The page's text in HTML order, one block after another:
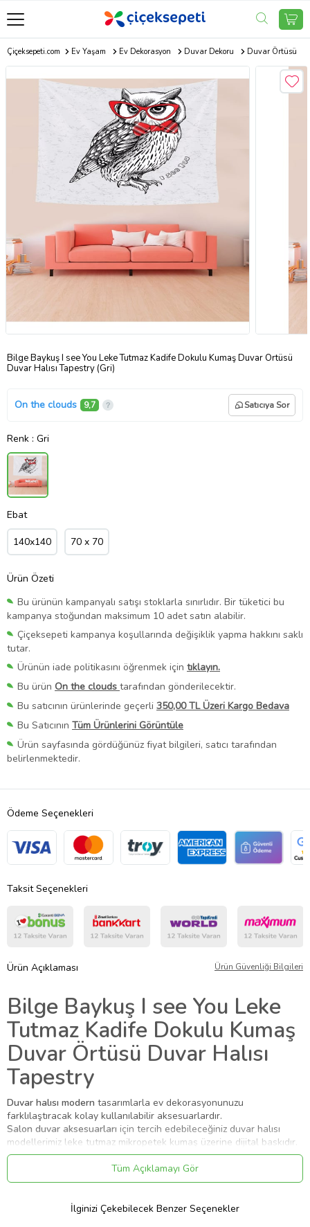
Çiçeksepeti.com Ev Yaşam Ev Dekorasyon Duvar Dekoru Duvar Örtüsü
Bilge Baykuş I see You Leke Tutmaz Kadife Dokulu Kumaş Duvar Örtüsü
Duvar Halısı Tapestry (Gri)
On the clouds 9,7 Satıcıya Sor
Renk : Gri
Ebat
140x140 70 x 70
Ürün Özeti
Bu ürünün kampanyalı satışı stoklarla sınırlıdır. Bir tüketici bu
kampanya stoğundan maksimum 10 adet satın alabilir.
Çiçeksepeti kampanya koşullarında değişiklik yapma hakkını saklı
tutar.
Ürünün iade politikasını öğrenmek için tıklayın.
Bu ürün On the clouds tarafından gönderilecektir.
Bu satıcının ürünlerinde geçerli 350,00 TL Üzeri Kargo Bedava
Bu Satıcının Tüm Ürünlerini Görüntüle
Ürün sayfasında gördüğünüz fiyat bilgileri, satıcı tarafından
belirlenmektedir.
Ödeme Seçenekleri
Taksit Seçenekleri
Ürün Açıklaması Ürün Güvenliği Bilgileri
Bilge Baykuş I see You Leke
Tutmaz Kadife Dokulu Kumaş
Duvar Örtüsü Duvar Halısı
Tapestry
Duvar halısı modern tasarımlarla ev dekorasyonunuzu
farklılaştıracak kolay kullanılabilir aksesuarlardır.
Salon duvar aksesuarları için tercih edebileceğiniz duvar halısı
modellerimiz leke tutmaz mikropetek kumaş üzerine dijital baskıdır.
Duvar örtüsümodellerimiz makinede yıkanabilirdir.
Hassas yıkama ayarında yıkanması koşuluyla uzun yıllar canlılığını
yitirmeden kullanılabilir.
Duvara asma yerleri bulunmaktadır.
Tüm Açıklamayı Gör
İlginizi Çekebilecek Benzer Seçenekler